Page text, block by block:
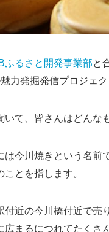
ふるさと開発事業部と
魅力発掘発信プロジェ
て、皆さんはどんな
は今川焼きという名
とを指します。
近の今川橋付近で売
まるにつれてたくさ